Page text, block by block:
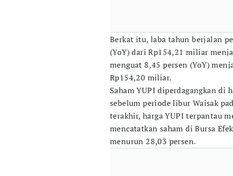
Berkat itu, laba tahun berjalan
(YoY) dari Rp154,21 miliar
menguat 8,45 persen (YoY)
Rp154,20 miliar.
Saham YUPI diperdagangkan di
sebelum periode libur Waisak
terakhir, harga YUPI terpantau
mencatatkan saham di Bursa
menurun 28,03 persen.